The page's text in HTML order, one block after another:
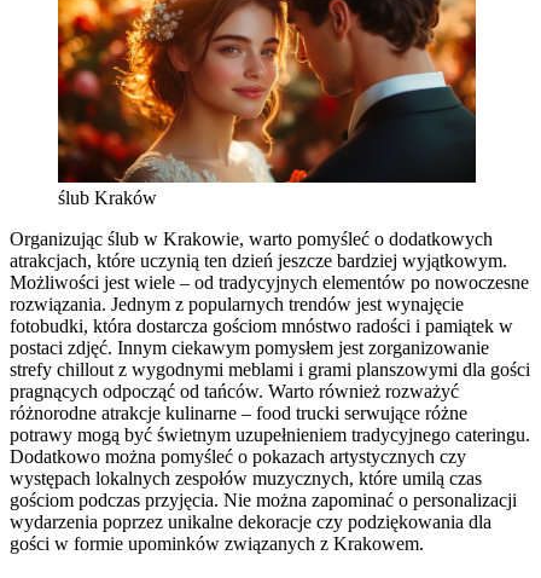
ślub Kraków
Organizując ślub w Krakowie, warto pomyśleć o dodatkowych
atrakcjach, które uczynią ten dzień jeszcze bardziej wyjątkowym.
Możliwości jest wiele – od tradycyjnych elementów po nowoczesne
rozwiązania. Jednym z popularnych trendów jest wynajęcie
fotobudki, która dostarcza gościom mnóstwo radości i pamiątek w
postaci zdjęć. Innym ciekawym pomysłem jest zorganizowanie
strefy chillout z wygodnymi meblami i grami planszowymi dla gości
pragnących odpocząć od tańców. Warto również rozważyć
różnorodne atrakcje kulinarne – food trucki serwujące różne
potrawy mogą być świetnym uzupełnieniem tradycyjnego cateringu.
Dodatkowo można pomyśleć o pokazach artystycznych czy
występach lokalnych zespołów muzycznych, które umilą czas
gościom podczas przyjęcia. Nie można zapominać o personalizacji
wydarzenia poprzez unikalne dekoracje czy podziękowania dla
gości w formie upominków związanych z Krakowem.